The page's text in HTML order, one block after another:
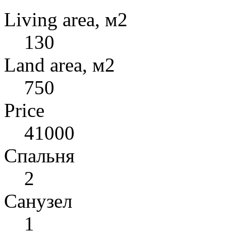
Living area, м2
130
Land area, м2
750
Price
41000
Спальня
2
Санузел
1